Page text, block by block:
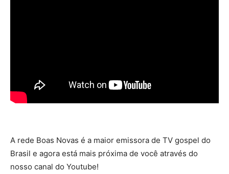
A rede Boas Novas é a maior emissora de TV gospel do
Brasil e agora está mais próxima de você através do
nosso canal do Youtube!